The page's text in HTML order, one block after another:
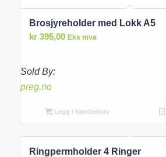
Brosjyreholder med Lokk A5
kr395,00 Eks mva
Sold By:
preg.no
Legg i handlekurv
Ringpermholder 4 Ringer